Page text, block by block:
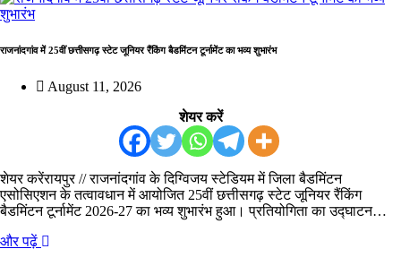
राजनांदगांव में 25वीं छत्तीसगढ़ स्टेट जूनियर रैंकिंग बैडमिंटन टूर्नामेंट का भव्य शुभारंभ
August 11, 2026
शेयर करें
शेयर करेंरायपुर // राजनांदगांव के दिग्विजय स्टेडियम में जिला बैडमिंटन
एसोसिएशन के तत्वावधान में आयोजित 25वीं छत्तीसगढ़ स्टेट जूनियर रैंकिंग
बैडमिंटन टूर्नामेंट 2026-27 का भव्य शुभारंभ हुआ। प्रतियोगिता का उद्घाटन…
और पढ़ें